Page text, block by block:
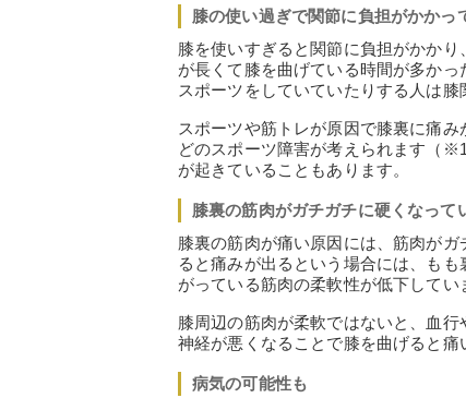
膝の使い過ぎで関節に負担がかかっ
膝を使いすぎると関節に負担がかか
が長くて膝を曲げている時間が多か
スポーツをしていていたりする人は膝
スポーツや筋トレが原因で膝裏に痛
どのスポーツ障害が考えられます（
が起きていることもあります。
膝裏の筋肉がガチガチに硬くなって
膝裏の筋肉が痛い原因には、筋肉が
ると痛みが出るという場合には、も
がっている筋肉の柔軟性が低下してい
膝周辺の筋肉が柔軟ではないと、血
神経が悪くなることで膝を曲げると痛
病気の可能性も